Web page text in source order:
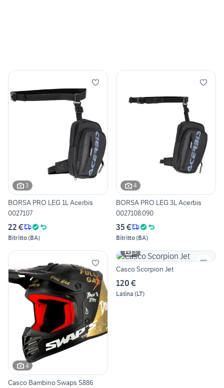
3
BORSA PRO LEG 1L Acerbis
0027107
22 €
Bitritto(BA)
4
BORSA PRO LEG 3L Acerbis
0027108.090
35 €
Bitritto(BA)
4
Casco Bambino Swaps S886
3
Casco Scorpion Jet
120 €
Latina (LT)